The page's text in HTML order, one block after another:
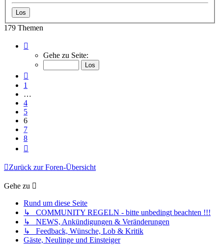
179 Themen
von
Gehe zu Seite:
1
…
4
5
6
7
8
Zurück zur Foren-Übersicht
Gehe zu
Rund um diese Seite
↳ COMMUNITY REGELN - bitte unbedingt beachten !!!
↳ NEWS, Ankündigungen & Veränderungen
↳ Feedback, Wünsche, Lob & Kritik
Gäste, Neulinge und Einsteiger